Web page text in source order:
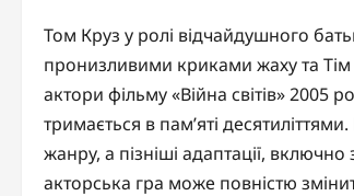
Том Круз у ролі відчайдушного
пронизливими криками жаху та
актори фільму «Війна світів»
тримається в пам’яті
жанру, а пізніші адаптації,
акторська гра може повністю